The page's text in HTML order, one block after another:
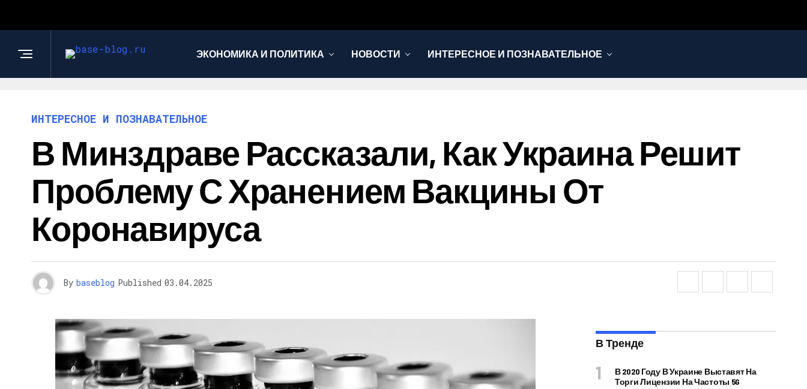
ЭКОНОМИКА И ПОЛИТИКА НОВОСТИ ИНТЕРЕСНОЕ И ПОЗНАВАТЕЛЬНОЕ
ИНТЕРЕСНОЕ И ПОЗНАВАТЕЛЬНОЕ
В Минздраве Рассказали, Как Украина Решит
Проблему С Хранением Вакцины От
Коронавируса
By baseblog Published 03.04.2025
В Тренде
В 2020 Году В Украине Выставят На
Торги Лицензии На Частоты 5G